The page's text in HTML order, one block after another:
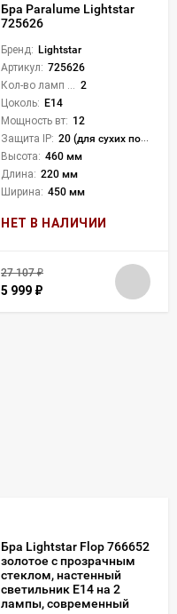
Бра Paralume Lightstar
725626
Бренд: Lightstar
Артикул: 725626
2
Цоколь: E14
Мощность вт: 12
Защита IP: 20 (для сухих пом.)
Высота: 460 мм
Длина: 220 мм
Ширина: 450 мм
НЕТ В НАЛИЧИИ
27 107₽
5 999 ₽
Бра Lightstar Flop 766652
золотое с прозрачным
стеклом, настенный
светильник E14 на 2
лампы, современный